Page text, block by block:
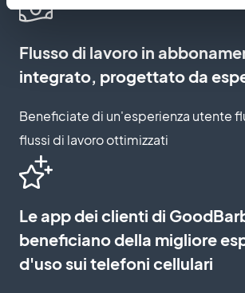
Flusso di lavoro in
integrato, progettato da
Beneficiate di un'esperienza utente
flussi di lavoro ottimizzati
Le app dei clienti di
beneficiano della migliore
d'uso sui telefoni cellulari